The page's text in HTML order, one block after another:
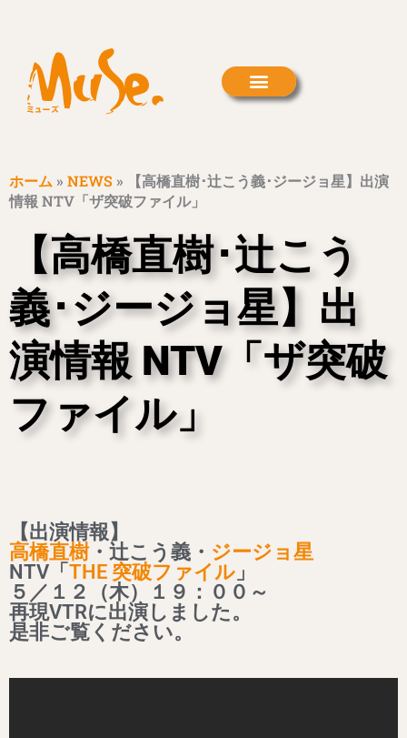
ホーム » NEWS »
【高橋直樹･辻こう義･ジージョ星】出演
情報 NTV「ザ突破ファイル」
【高橋直樹･辻こう
義･ジージョ星】出
演情報 NTV「ザ突破
ファイル」
【出演情報】
高橋直樹・辻こう義・ ジージョ星
NTV「 THE 突破ファイル 」
５／１２（木）１９：００～
再現VTRに出演しました。
是非ご覧ください。